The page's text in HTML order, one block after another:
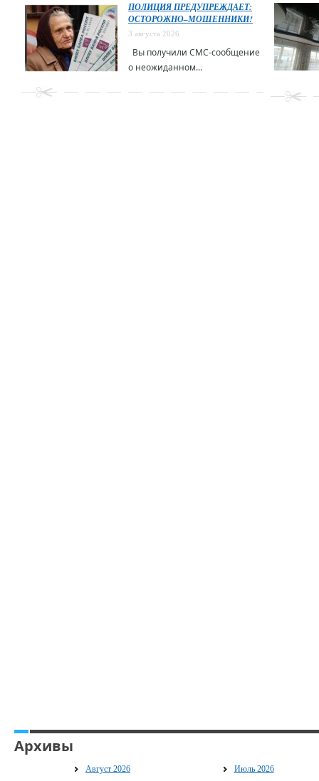
ПОЛИЦИЯ ПРЕДУПРЕЖДАЕТ:
ОСТОРОЖНО–МОШЕННИКИ!
3 августа 2026
Вы получили СМС-сообщение
о неожиданном...
Архивы
Август 2026
Июль 2026